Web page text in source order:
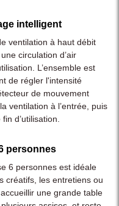
intelligent
ventilation à haut débit
circulation d’air
L’ensemble est
de régler l'intensité
de mouvement
ventilation à l’entrée, puis
d’utilisation.
personnes
6 personnes est idéale
créatifs, les entretiens ou
une grande table